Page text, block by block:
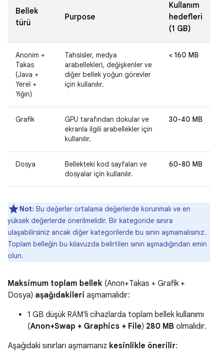
Bellek
türü
Purpose
Kullanım
hedefleri
(1 GB)
Anonim +
Takas
(Java +
Yerel +
Yığın)
Tahsisler, medya
arabellekleri, değişkenler ve
diğer bellek yoğun görevler
için kullanılır.
< 160 MB
Grafik
GPU tarafından dokular ve
ekranla ilgili arabellekler için
kullanılır.
30-40 MB
Dosya
Bellekteki kod sayfaları ve
dosyalar için kullanılır.
60-80 MB
Not: Bu değerler ortalama değerlerde korunmalı ve en
yüksek değerlerde önerilmelidir. Bir kategoride sınıra
ulaşabilirsiniz ancak diğer kategorilerde bu sınırı aşmamalısınız.
Toplam belleğin bu kılavuzda belirtilen sınırı aşmadığından emin
olun.
Maksimum toplam bellek (Anon+Takas + Grafik +
Dosya) aşağıdakileri aşmamalıdır:
1 GB düşük RAM'li cihazlarda toplam bellek kullanımı
(Anon+Swap + Graphics + File) 280 MB olmalıdır.
Aşağıdaki sınırları aşmamanız kesinlikle önerilir: